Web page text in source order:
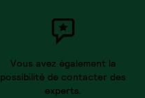
Vous avez également la
possibilité de contacter des
experts.